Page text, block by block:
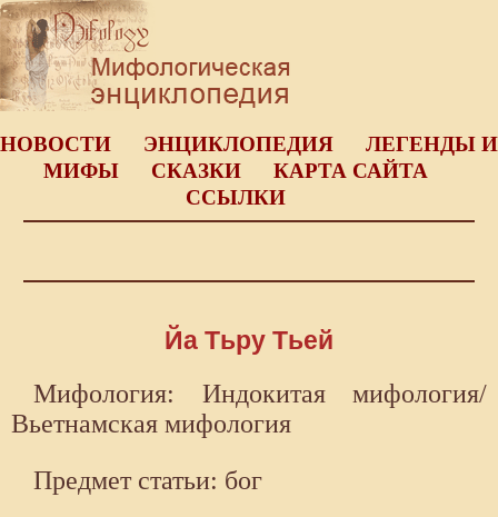
НОВОСТИ ЭНЦИКЛОПЕДИЯ
ЛЕГЕНДЫ И
МИФЫ
СКАЗКИ
КАРТА САЙТА
ССЫЛКИ
Йа Тьру Тьей
Мифология: Индокитая мифология/
Вьетнамская мифология
Предмет статьи: бог